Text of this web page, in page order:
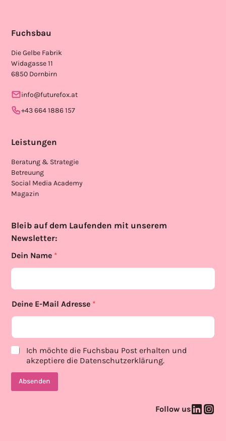
Fuchsbau
Die Gelbe Fabrik
Widagasse 11
6850 Dornbirn
info@futurefox.at
+43 664 1886 157
Leistungen
Beratung & Strategie
Betreuung
Social Media Academy
Magazin
Bleib auf dem Laufenden mit unserem
Newsletter:
Dein Name *
Deine E-Mail Adresse *
c
p
a
Ich möchte die Fuchsbau Post erhalten und
akzeptiere die Datenschutzerklärung.
Absenden
Follow us